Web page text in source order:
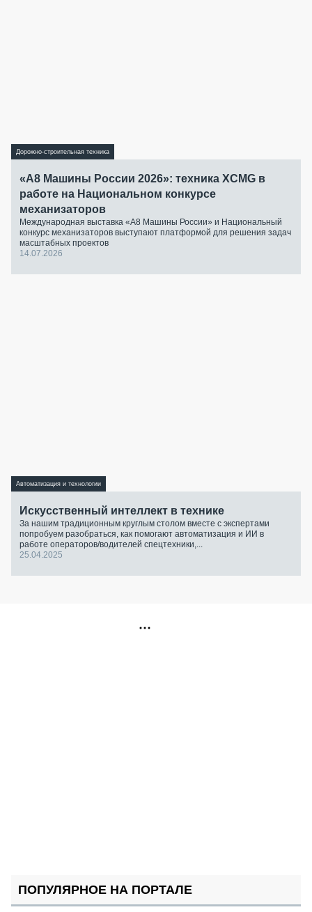
Дорожно-строительная техника
«А8 Машины России 2026»: техника XCMG в
работе на Национальном конкурсе
механизаторов
Международная выставка «А8 Машины России» и Национальный
конкурс механизаторов выступают платформой для решения задач
масштабных проектов
14.07.2026
Автоматизация и технологии
Искусственный интеллект в технике
За нашим традиционным круглым столом вместе с экспертами
попробуем разобраться, как помогают автоматизация и ИИ в
работе операторов/водителей спецтехники,...
25.04.2025
ПОПУЛЯРНОЕ НА ПОРТАЛЕ